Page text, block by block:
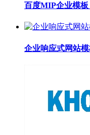
百度MIP企业模板
企业响应式网站